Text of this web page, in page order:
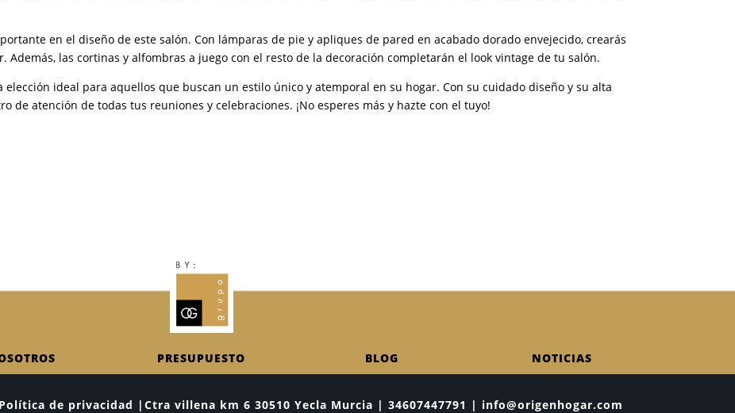
en el diseño de este salón. Con lámparas de pie y apliques de pared en acabado dorado envejecido, crearás
Además, las cortinas y alfombras a juego con el resto de la decoración completarán el look vintage de tu salón.
elección ideal para aquellos que buscan un estilo único y atemporal en su hogar. Con su cuidado diseño y su alta
de atención de todas tus reuniones y celebraciones. ¡No esperes más y hazte con el tuyo!
PRESUPUESTO BLOG NOTICIAS
de privacidad |Ctra villena km 6 30510 Yecla Murcia | 34607447791 | info@origenhogar.com